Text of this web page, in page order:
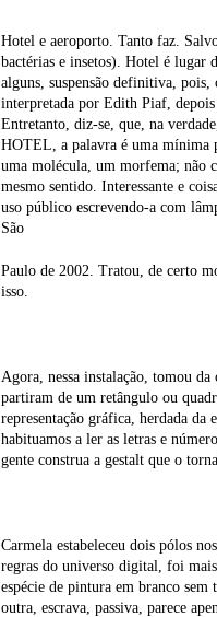
Hotel e aeroporto. Tanto faz.
bactérias e insetos). Hotel é lugar
alguns, suspensão definitiva,
interpretada por Edith Piaf,
Entretanto, diz-se, que, na
HOTEL, a palavra é uma mínima
uma molécula, um morfema; não
mesmo sentido. Interessante e
uso público escrevendo-a com
São
Paulo de 2002. Tratou, de certo
isso.
Agora, nessa instalação, tomou
partiram de um retângulo ou
representação gráfica, herdada da
habituamos a ler as letras e
gente construa a gestalt que o
Carmela estabeleceu dois pólos
regras do universo digital, foi
espécie de pintura em branco
outra, escrava, passiva, parece